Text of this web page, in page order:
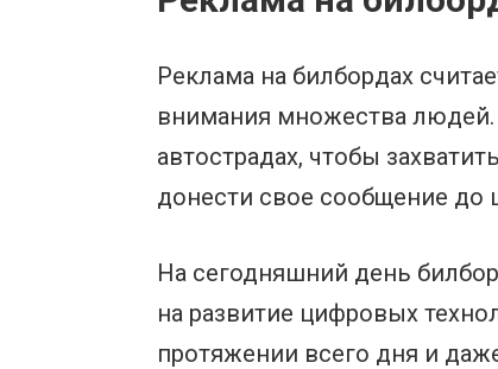
Реклама на билбордах
внимания множества
автострадах, чтобы
донести свое сообщение до
На сегодняшний день
на развитие цифровых
протяжении всего дня и